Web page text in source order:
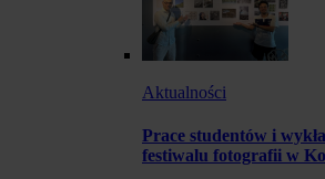
Aktualności
Prace studentów i
festiwalu fotografii w